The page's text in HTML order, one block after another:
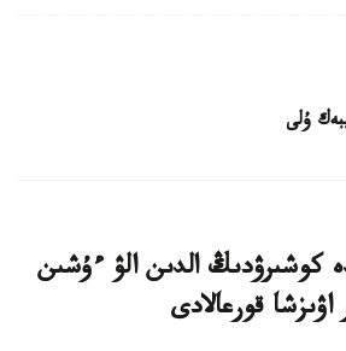
ۇلى
كوشىرۋدىڭ الدىن الۋ ءۇشىن
اۋىزشا قورعالادى